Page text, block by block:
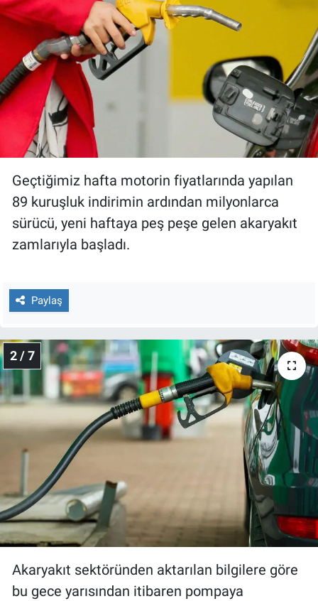
Geçtiğimiz hafta motorin fiyatlarında yapılan
89 kuruşluk indirimin ardından milyonlarca
sürücü, yeni haftaya peş peşe gelen akaryakıt
zamlarıyla başladı.
Paylaş
2 / 7
Akaryakıt sektöründen aktarılan bilgilere göre
bu gece yarısından itibaren pompaya
Gündem Özel
Günün görüntüsü
Haber
İlan
Kimdir
Koronavirüs
Kültür Sanat
Ne demişti
Popüler
Programlar
Sağlık
Spor
Teknoloji
Türkiye'nin Geleceği
Türkiye'nin Gündemi